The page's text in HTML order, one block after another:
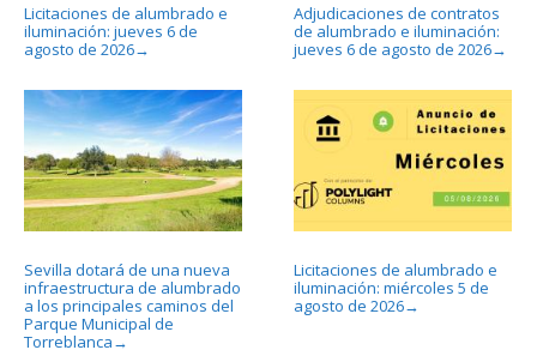
Licitaciones de alumbrado e
iluminación: jueves 6 de
agosto de 2026→
Adjudicaciones de contratos
de alumbrado e iluminación:
jueves 6 de agosto de 2026→
Sevilla dotará de una nueva
infraestructura de alumbrado
a los principales caminos del
Parque Municipal de
Torreblanca →
Licitaciones de alumbrado e
iluminación: miércoles 5 de
agosto de 2026→